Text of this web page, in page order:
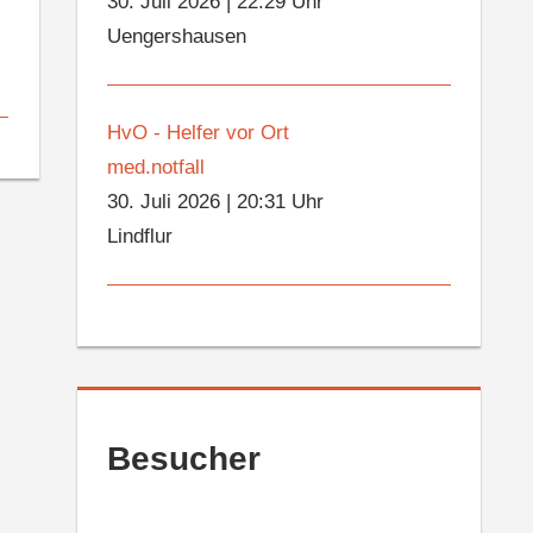
Uengershausen
HvO - Helfer vor Ort
med.notfall
30. Juli 2026 |20:31 Uhr
Lindflur
Besucher